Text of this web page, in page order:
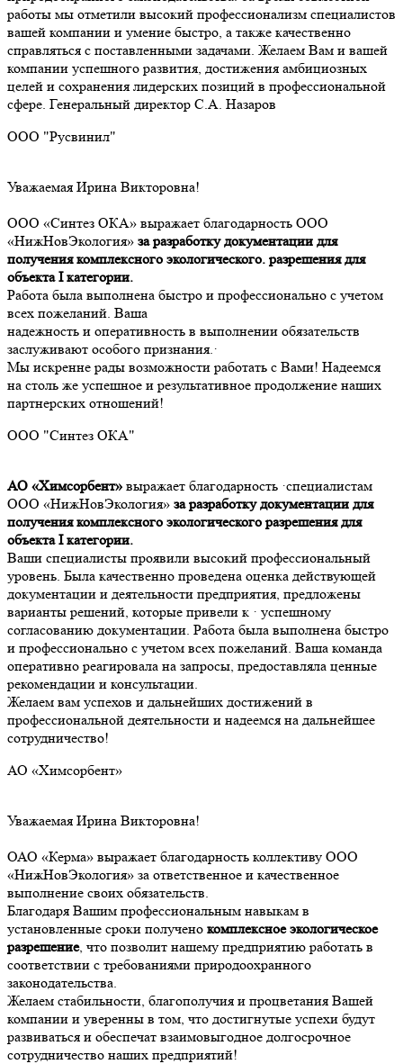
работы мы отметили высокий профессионализм специалистов
вашей компании и умение быстро, а также качественно
справляться с поставленными задачами. Желаем Вам и вашей
компании успешного развития, достижения амбициозных
целей и сохранения лидерских позиций в профессиональной
сфере. Генеральный директор С.А. Назаров
ООО "Русвинил"
Уважаемая Ирина Викторовна!
ООО «Синтез ОКА» выражает благодарность ООО
«НижНовЭкология» за разработку документации для
получения комплексного экологического. разрешения для
объекта I категории.
Работа была выполнена быстро и профессионально с учетом
всех пожеланий. Ваша
надежность и оперативность в выполнении обязательств
заслуживают особого признания.·
Мы искренне рады возможности работать с Вами! Надеемся
на столь же успешное и результативное продолжение наших
партнерских отношений!
ООО "Синтез ОКА"
АО «Химсорбент» выражает благодарность ·специалистам
ООО «НижНовЭкология» за разработку документации для
получения комплексного экологического разрешения для
объекта I категории.
Ваши специалисты проявили высокий профессиональный
уровень. Была качественно проведена оценка действующей
документации и деятельности предприятия, предложены
варианты решений, которые привели к · успешному
согласованию документации. Работа была выполнена быстро
и профессионально с учетом всех пожеланий. Ваша команда
оперативно реагировала на запросы, предоставляла ценные
рекомендации и консультации.
Желаем вам успехов и дальнейших достижений в
профессиональной деятельности и надеемся на дальнейшее
сотрудничество!
АО «Химсорбент»
Уважаемая Ирина Викторовна!
ОАО «Керма» выражает благодарность коллективу ООО
«НижНовЭкология» за ответственное и качественное
выполнение своих обязательств.
Благодаря Вашим профессиональным навыкам в
установленные сроки получено комплексное экологическое
разрешение, что позволит нашему предприятию работать в
соответствии с требованиями природоохранного
законодательства.
Желаем стабильности, благополучия и процветания Вашей
компании и уверенны в том, что достигнутые успехи будут
развиваться и обеспечат взаимовыгодное долгосрочное
сотрудничество наших предприятий!